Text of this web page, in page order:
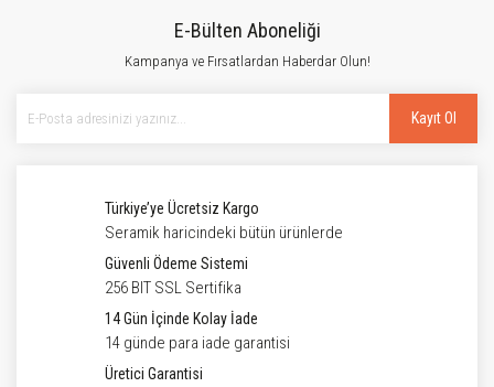
E-Bülten Aboneliği
Kampanya ve Fırsatlardan Haberdar Olun!
Kayıt Ol
Türkiye’ye Ücretsiz Kargo
Seramik haricindeki bütün ürünlerde
Güvenli Ödeme Sistemi
256 BIT SSL Sertifika
14 Gün İçinde Kolay İade
14 günde para iade garantisi
Üretici Garantisi